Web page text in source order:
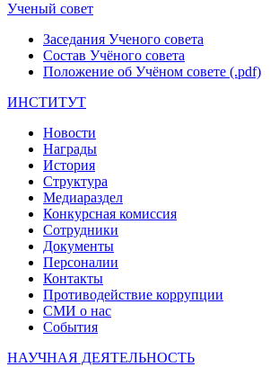
Ученый совет
Заседания Ученого совета
Состав Учёного совета
Положение об Учёном совете (.pdf)
ИНСТИТУТ
Новости
Награды
История
Структура
Медиараздел
Конкурсная комиссия
Сотрудники
Документы
Персоналии
Контакты
Противодействие коррупции
СМИ о нас
События
НАУЧНАЯ ДЕЯТЕЛЬНОСТЬ